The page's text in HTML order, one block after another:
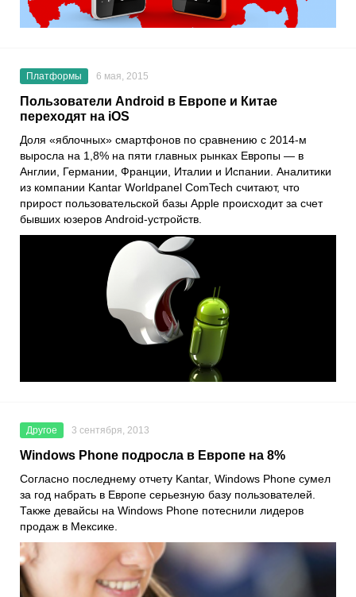
Платформы 6 мая, 2015
Пользователи Android в Европе и Китае
переходят на iOS
Доля «яблочных» смартфонов по сравнению с 2014-м
выросла на 1,8% на пяти главных рынках Европы — в
Англии, Германии, Франции, Италии и Испании. Аналитики
из компании Kantar Worldpanel ComTech считают, что
прирост пользовательской базы Apple происходит за счет
бывших юзеров Android-устройств.
Другое 3 сентября, 2013
Windows Phone подросла в Европе на 8%
Согласно последнему отчету Kantar, Windows Phone сумел
за год набрать в Европе серьезную базу пользователей.
Также девайсы на Windows Phone потеснили лидеров
продаж в Мексике.